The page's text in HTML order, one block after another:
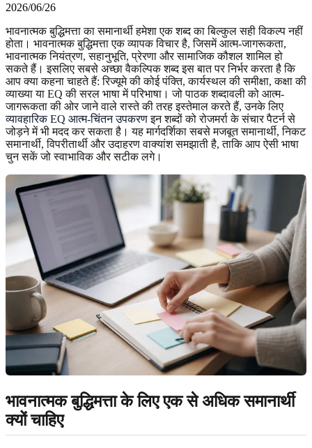
2026/06/26
भावनात्मक बुद्धिमत्ता का समानार्थी हमेशा एक शब्द का बिल्कुल सही विकल्प नहीं
होता। भावनात्मक बुद्धिमत्ता एक व्यापक विचार है, जिसमें आत्म-जागरूकता,
भावनात्मक नियंत्रण, सहानुभूति, प्रेरणा और सामाजिक कौशल शामिल हो
सकते हैं। इसलिए सबसे अच्छा वैकल्पिक शब्द इस बात पर निर्भर करता है कि
आप क्या कहना चाहते हैं: रिज्यूमे की कोई पंक्ति, कार्यस्थल की समीक्षा, कक्षा की
व्याख्या या EQ की सरल भाषा में परिभाषा। जो पाठक शब्दावली को आत्म-
जागरूकता की ओर जाने वाले रास्ते की तरह इस्तेमाल करते हैं, उनके लिए
व्यावहारिक EQ आत्म-चिंतन उपकरणइन शब्दों को रोजमर्रा के संचार पैटर्न से
जोड़ने में भी मदद कर सकता है। यह मार्गदर्शिका सबसे मजबूत समानार्थी, निकट
समानार्थी, विपरीतार्थी और उदाहरण वाक्यांश समझाती है, ताकि आप ऐसी भाषा
चुन सकें जो स्वाभाविक और सटीक लगे।
भावनात्मक बुद्धिमत्ता के लिए एक से अधिक समानार्थी
क्यों चाहिए